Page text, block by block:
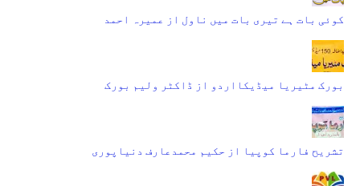
کوئی بات ہے تیری بات میں ناول از عمیرہ احمد
بورک مٹیریا میڈیکااردو از ڈاکٹر ولیم بورک
تشریح فارما کوپیا از حکیم محمدعارف دنیاپوری